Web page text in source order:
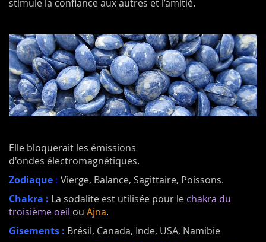
stimule la confiance aux autres et l’amitié.
Elle bloquerait les émissions
d'ondes électromagnétiques.
Zodiaque : Vierge, Balance, Sagittaire, Poissons.
Chakra : La sodalite est utilisée pour le chakra du
troisième oeil ou Ajna.
Gisements : Brésil, Canada, Inde, USA, Namibie